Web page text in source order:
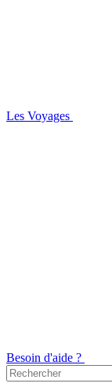
Les Voyages
Besoin d'aide ?